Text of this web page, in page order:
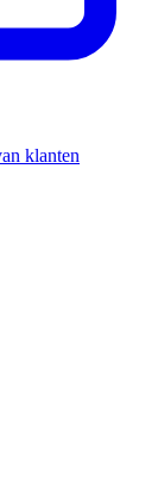
klanten